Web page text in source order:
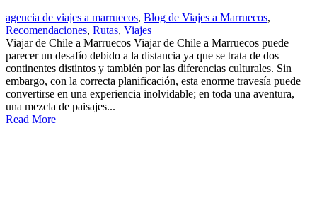
agencia de viajes a marruecos, Blog de Viajes a Marruecos,
Recomendaciones, Rutas, Viajes
Viajar de Chile a Marruecos Viajar de Chile a Marruecos puede
parecer un desafío debido a la distancia ya que se trata de dos
continentes distintos y también por las diferencias culturales. Sin
embargo, con la correcta planificación, esta enorme travesía puede
convertirse en una experiencia inolvidable; en toda una aventura,
una mezcla de paisajes...
Read More